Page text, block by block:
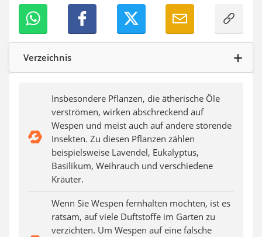
Verzeichnis
Insbesondere Pflanzen, die ätherische Öle
verströmen, wirken abschreckend auf
Wespen und meist auch auf andere störende
Insekten. Zu diesen Pflanzen zählen
beispielsweise Lavendel, Eukalyptus,
Basilikum, Weihrauch und verschiedene
Kräuter.
Wenn Sie Wespen fernhalten möchten, ist es
ratsam, auf viele Duftstoffe im Garten zu
verzichten. Um Wespen auf eine falsche